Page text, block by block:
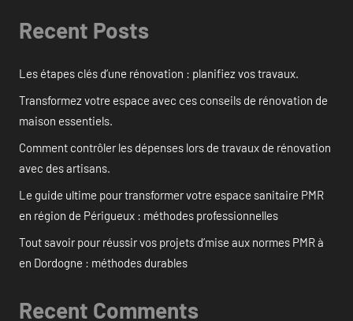
Recent Posts
Les étapes clés d’une rénovation : planifiez vos travaux.
Transformez votre espace avec ces conseils de rénovation de
maison essentiels.
Comment contrôler les dépenses lors de travaux de rénovation
avec des artisans.
Le guide ultime pour transformer votre espace sanitaire PMR
en région de Périgueux : méthodes professionnelles
Tout savoir pour réussir vos projets d’mise aux normes PMR à
en Dordogne : méthodes durables
Recent Comments